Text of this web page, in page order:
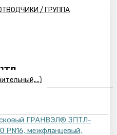
/ ГРУППА